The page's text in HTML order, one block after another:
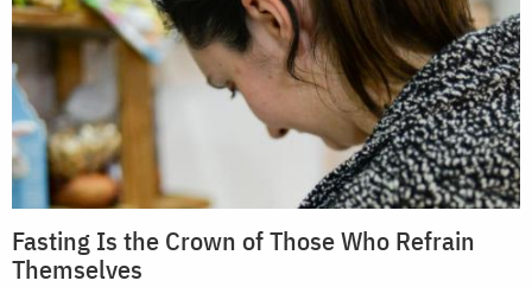
Fasting Is the Crown of Those Who Refrain
Themselves